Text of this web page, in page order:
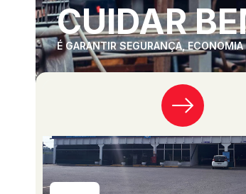
CUIDAR
É GARANTIR SEGURANÇA,